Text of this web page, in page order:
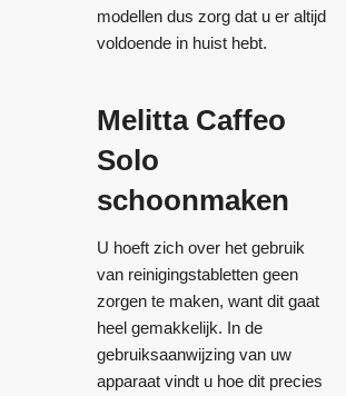
modellen dus zorg dat u er altijd
voldoende in huist hebt.
Melitta Caffeo
Solo
schoonmaken
U hoeft zich over het gebruik
van reinigingstabletten geen
zorgen te maken, want dit gaat
heel gemakkelijk. In de
gebruiksaanwijzing van uw
apparaat vindt u hoe dit precies